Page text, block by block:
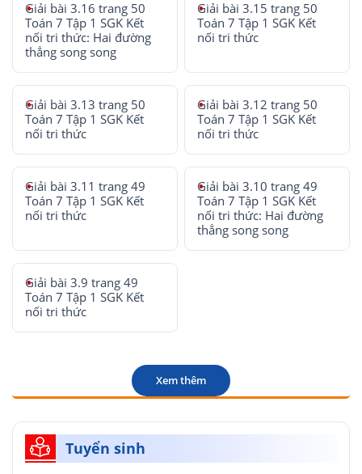
Giải bài 3.16 trang 50
Toán 7 Tập 1 SGK Kết
nối tri thức: Hai đường
thẳng song song
Giải bài 3.15 trang 50
Toán 7 Tập 1 SGK Kết
nối tri thức
Giải bài 3.13 trang 50
Toán 7 Tập 1 SGK Kết
nối tri thức
Giải bài 3.12 trang 50
Toán 7 Tập 1 SGK Kết
nối tri thức
Giải bài 3.11 trang 49
Toán 7 Tập 1 SGK Kết
nối tri thức
Giải bài 3.10 trang 49
Toán 7 Tập 1 SGK Kết
nối tri thức: Hai đường
thẳng song song
Giải bài 3.9 trang 49
Toán 7 Tập 1 SGK Kết
nối tri thức
Xem thêm
Tuyển sinh